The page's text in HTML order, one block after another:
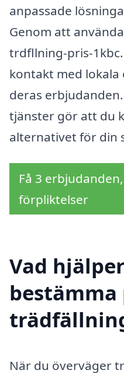
anpassade
Genom att
trdfllning-pris-
kontakt med
deras
tjänster gör att du
alternativet för din
Få 3
förpliktelser
Vad
När du överväger